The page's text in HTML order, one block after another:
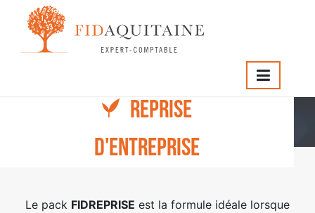
FIDAQUITAINE >Packs-anc24
REPRISE
D'ENTREPRISE
Fidreprise-original
Le pack FIDREPRISE est la formule idéale lorsque